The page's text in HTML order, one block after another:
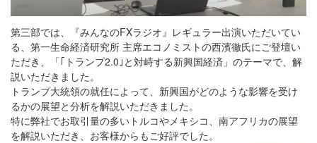
第三部では、『みんなのFXラジオ』レギュラー出演いただいてい
る、第一生命経済研究所 主席エコノミストの西濱徹氏にご登壇い
ただき、「｢トランプ2.0｣と対峙する新興国経済」のテーマで、解
説いただきました。
トランプ大統領の就任によって、新興国がどのような影響を受け
るかの展望と分析を解説いただきました。
特に弊社でお取引量の多いトルコやメキシコ、南アフリカの展望
を解説いただき、お客様からもご好評でした。